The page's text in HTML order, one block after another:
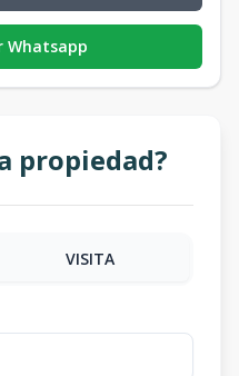
Whatsapp
propiedad?
VISITA